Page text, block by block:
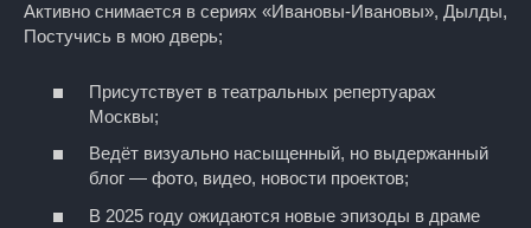
Активно снимается в сериях «Ивановы‑Ивановы», Дылды,
Постучись в мою дверь;
Присутствует в театральных репертуарах
Москвы;
Ведёт визуально насыщенный, но выдержанный
блог — фото, видео, новости проектов;
В 2025 году ожидаются новые эпизоды в драме